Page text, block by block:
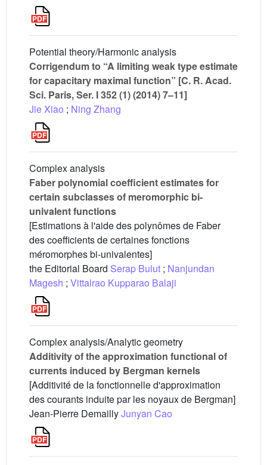
Potential theory/Harmonic analysis
Corrigendum to “A limiting weak type estimate
for capacitary maximal function” [C. R. Acad.
Sci. Paris, Ser. I 352 (1) (2014) 7–11]
Jie Xiao ; Ning Zhang
Complex analysis
Faber polynomial coefficient estimates for
certain subclasses of meromorphic bi-
univalent functions
[Estimations à l'aide des polynômes de Faber
des coefficients de certaines fonctions
méromorphes bi-univalentes]
the Editorial Board Serap Bulut ; Nanjundan
Magesh ; Vittalrao Kupparao Balaji
Complex analysis/Analytic geometry
Additivity of the approximation functional of
currents induced by Bergman kernels
[Additivité de la fonctionnelle d'approximation
des courants induite par les noyaux de Bergman]
Jean-Pierre DemaillyJunyan Cao